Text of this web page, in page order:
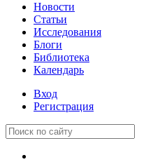
Новости
Статьи
Исследования
Блоги
Библиотека
Календарь
Вход
Регистрация